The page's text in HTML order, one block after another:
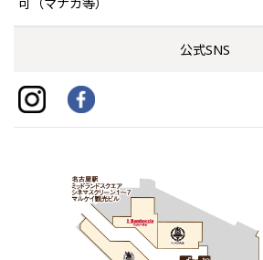
公式SNS